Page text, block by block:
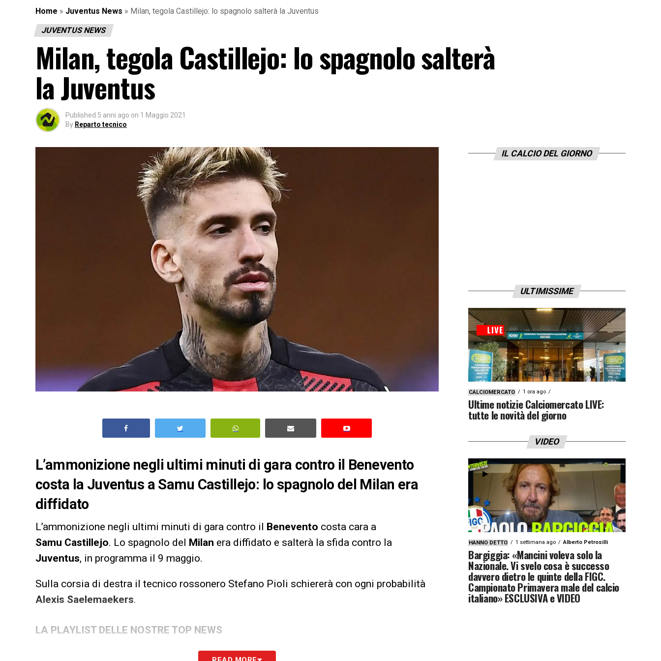
Home » Juventus News » Milan, tegola Castillejo: lo spagnolo salterà la Juventus
JUVENTUS NEWS
Milan, tegola Castillejo: lo spagnolo salterà
la Juventus
Published 5 anni ago on 1 Maggio 2021
By Reparto tecnico
L’ammonizione negli ultimi minuti di gara contro il Benevento
costa la Juventus a Samu Castillejo: lo spagnolo del Milan era
diffidato
L’ammonizione negli ultimi minuti di gara contro il Benevento costa cara a
Samu Castillejo. Lo spagnolo del Milan era diffidato e salterà la sfida contro la
Juventus, in programma il 9 maggio.
Sulla corsia di destra il tecnico rossonero Stefano Pioli schiererà con ogni probabilità
Alexis Saelemaekers.
LA PLAYLIST DELLE NOSTRE TOP NEWS
IL CALCIO DEL GIORNO
ULTIMISSIME
CALCIOMERCATO 1 ora ago
Ultime notizie Calciomercato LIVE:
tutte le novità del giorno
VIDEO
HANNO DETTO 1 settimana ago Alberto Petrosilli
Bargiggia: «Mancini voleva solo la
Nazionale. Vi svelo cosa è successo
davvero dietro le quinte della FIGC.
Campionato Primavera male del calcio
italiano» ESCLUSIVA e VIDEO